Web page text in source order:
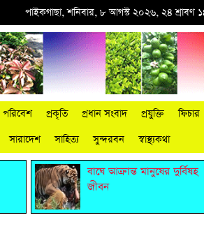
নার্সারীতে গুটি কলম তৈরিতে ব্যস্ত শ্রমিক●
পাইকগাছা, শনিবার, ৮ আগস্ট ২০২৬, ২৪ শ্রাবণ
পরিবেশ প্রকৃতি প্রধান সংবাদ প্রযুক্তি
ফিচার
সারাদেশ সাহিত্য সুন্দরবন স্বাস্থ্যকথা
বাঘে আক্রান্ত মানুষের দুর্বিষহ
জীবন